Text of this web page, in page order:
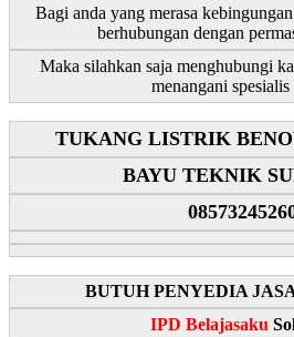
Bagi anda yang merasa
berhubungan dengan
Maka silahkan saja menghubungi
menangani
TUKANG LISTRIK
BAYU TEKNIK
BUTUH PENYEDIA
IPD Belajasaku